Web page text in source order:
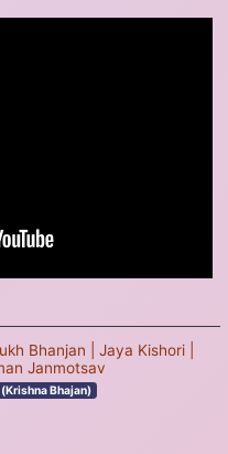
Bhanjan | Jaya Kishori |
Janmotsav
(Krishna Bhajan)